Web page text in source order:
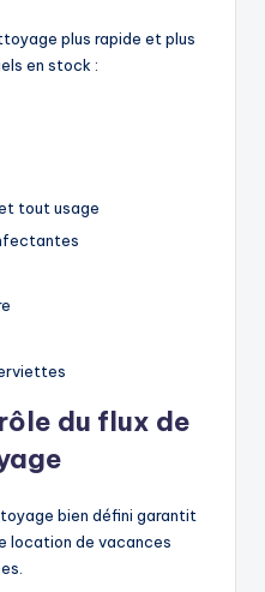
plus rapide et plus
en stock :
tout usage
du flux de
bien défini garantit
location de vacances